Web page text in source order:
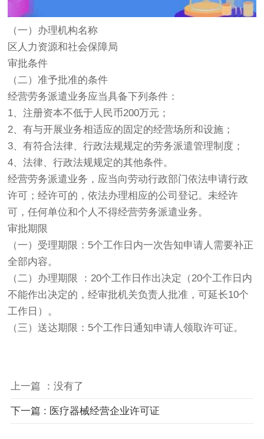
（一）办理机构名称
区人力资源和社会保障局
审批条件
（二）准予批准的条件
经营劳务派遣业务应当具备下列条件：
1、注册资本不低于人民币200万元；
2、有与开展业务相适应的固定的经营场所和设施；
3、有符合法律、行政法规规定的劳务派遣管理制度；
4、法律、行政法规规定的其他条件。
经营劳务派遣业务，应当向劳动行政部门依法申请行政
许可；经许可的，依法办理相应的公司登记。未经许
可，任何单位和个人不得经营劳务派遣业务。
审批期限
（一）受理期限：5个工作日内一次告知申请人需要补正
全部内容。
（二）办理期限 ：20个工作日作出决定（20个工作日内
不能作出决定的，经审批机关负责人批准，可延长10个
工作日）。
（三）送达期限：5个工作日通知申请人领取许可证。
上一篇 ：没有了
下一篇 : 医疗器械经营企业许可证